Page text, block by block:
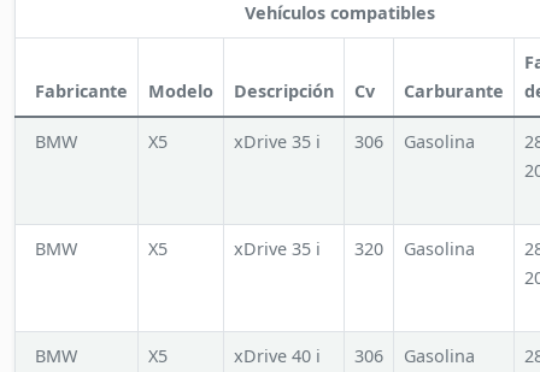
Vehículos compatibles
Fabricante Modelo Descripción Cv Carburante
BMW X5 xDrive 35 i 306 Gasolina
BMW X5 xDrive 35 i 320 Gasolina
BMW X5 xDrive 40 i 306 Gasolina